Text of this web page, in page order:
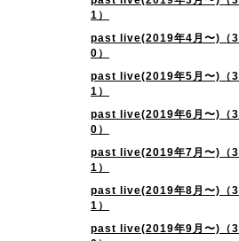
1）
past live(2019年4月〜)（3
0）
past live(2019年5月〜)（3
1）
past live(2019年6月〜)（3
0）
past live(2019年7月〜)（3
1）
past live(2019年8月〜)（3
1）
past live(2019年9月〜)（3